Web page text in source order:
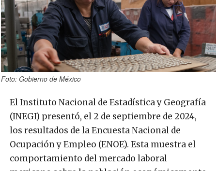
Foto: Gobierno de México
El Instituto Nacional de Estadística y Geografía
(INEGI) presentó, el 2 de septiembre de 2024,
los resultados de la Encuesta Nacional de
Ocupación y Empleo (ENOE). Esta muestra el
comportamiento del mercado laboral